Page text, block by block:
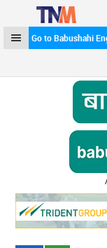
Go to Babushahi